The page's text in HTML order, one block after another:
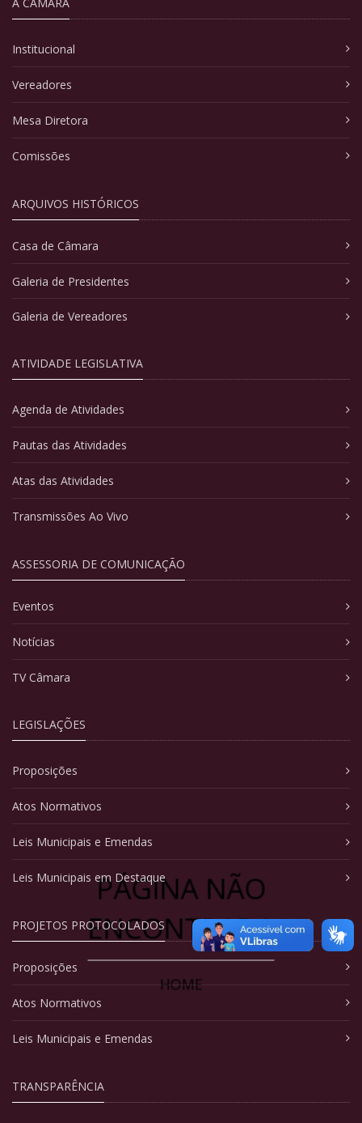
PÁGINA NÃO
ENCONTRADA
HOME
Institucional
Vereadores
Mesa Diretora
Comissões
ARQUIVOS HISTÓRICOS
Casa de Câmara
Galeria de Presidentes
Galeria de Vereadores
ATIVIDADE LEGISLATIVA
Agenda de Atividades
Pautas das Atividades
Atas das Atividades
Transmissões Ao Vivo
ASSESSORIA DE COMUNICAÇÃO
Eventos
Notícias
TV Câmara
LEGISLAÇÕES
Proposições
Atos Normativos
Leis Municipais e Emendas
Leis Municipais em Destaque
PROJETOS PROTOCOLADOS
Proposições
Atos Normativos
Leis Municipais e Emendas
TRANSPARÊNCIA